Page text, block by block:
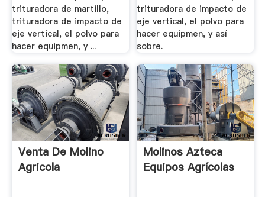
trituradora de martillo,
trituradora de impacto de
eje vertical, el polvo para
hacer equipmen, y ...
trituradora de impacto de
eje vertical, el polvo para
hacer equipmen, y así
sobre.
Venta De Molino
Agricola
Molinos Azteca
Equipos Agrícolas